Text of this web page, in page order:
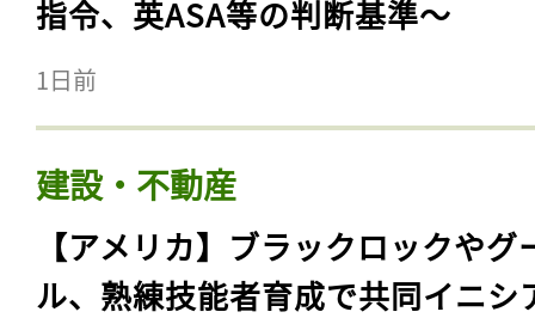
指令、英ASA等の判断基準〜
1日前
建設・不動産
【アメリカ】ブラックロックやグ
ル、熟練技能者育成で共同イニシ